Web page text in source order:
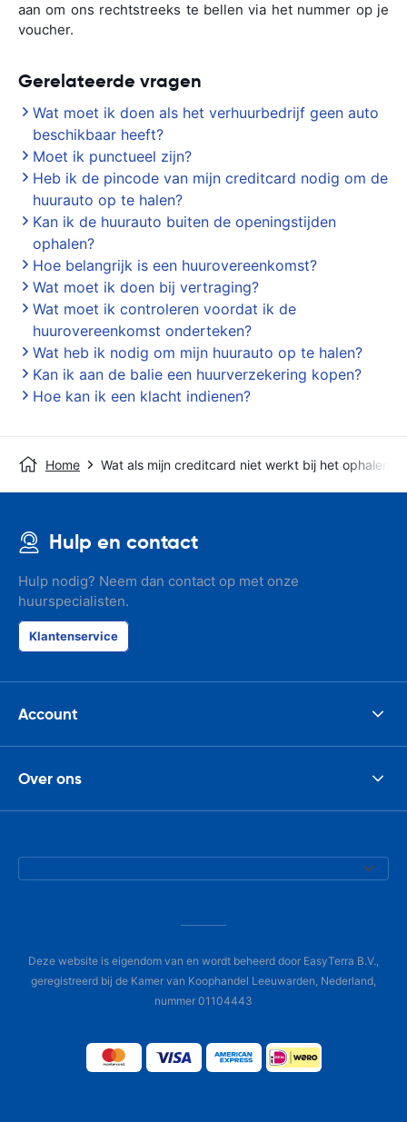
aan om ons rechtstreeks te bellen via het nummer op je
voucher.
Gerelateerde vragen
Wat moet ik doen als het verhuurbedrijf geen auto
beschikbaar heeft?
Moet ik punctueel zijn?
Heb ik de pincode van mijn creditcard nodig om de
huurauto op te halen?
Kan ik de huurauto buiten de openingstijden
ophalen?
Hoe belangrijk is een huurovereenkomst?
Wat moet ik doen bij vertraging?
Wat moet ik controleren voordat ik de
huurovereenkomst onderteken?
Wat heb ik nodig om mijn huurauto op te halen?
Kan ik aan de balie een huurverzekering kopen?
Hoe kan ik een klacht indienen?
Home Wat als mijn creditcard niet werkt bij het ophalen?
Hulp en contact
Hulp nodig? Neem dan contact op met onze
huurspecialisten.
Klantenservice
Account
Over ons
Deze website is eigendom van en wordt beheerd door EasyTerra B.V.,
geregistreerd bij de Kamer van Koophandel Leeuwarden, Nederland,
nummer 01104443